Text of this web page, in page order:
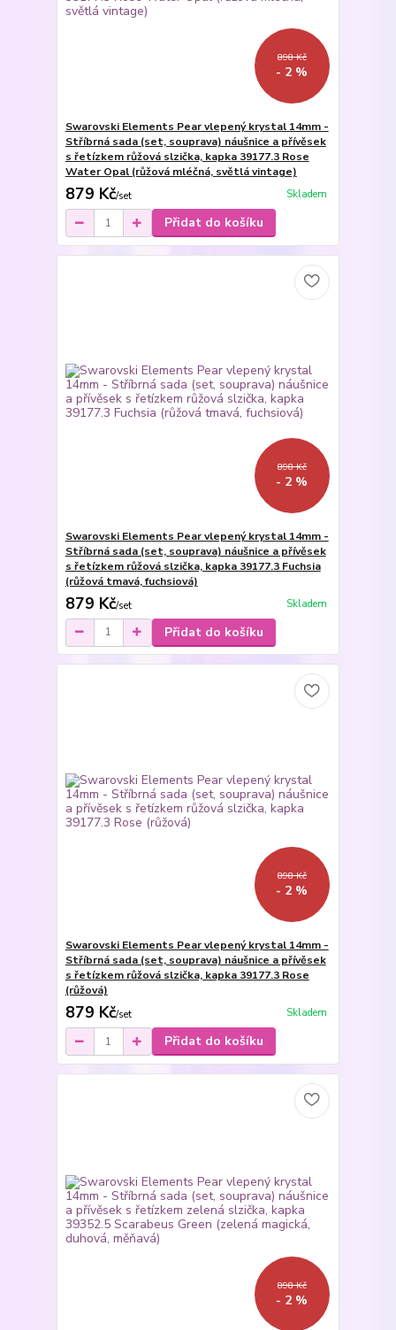
898 Kč
- 2 %
Swarovski Elements Pear vlepený krystal 14mm -
Stříbrná sada (set, souprava) náušnice a přívěsek
s řetízkem růžová slzička, kapka 39177.3 Rose
Water Opal (růžová mléčná, světlá vintage)
879 Kč/set Skladem
Přidat do košíku
898 Kč
- 2 %
Swarovski Elements Pear vlepený krystal 14mm -
Stříbrná sada (set, souprava) náušnice a přívěsek
s řetízkem růžová slzička, kapka 39177.3 Fuchsia
(růžová tmavá, fuchsiová)
879 Kč/set Skladem
Přidat do košíku
898 Kč
- 2 %
Swarovski Elements Pear vlepený krystal 14mm -
Stříbrná sada (set, souprava) náušnice a přívěsek
s řetízkem růžová slzička, kapka 39177.3 Rose
(růžová)
879 Kč/set Skladem
Přidat do košíku
898 Kč
- 2 %